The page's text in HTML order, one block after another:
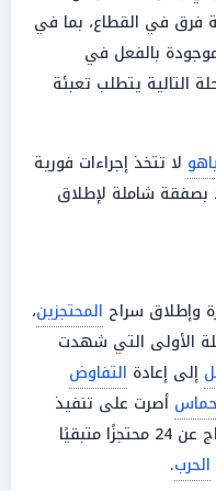
فرق في القطاع، بما في
بالفعل في
التالية يتطلب تعبئة
لا تتخذ إجراءات فورية
بصفقة شاملة لإطلاق
وإطلاق سراح المحتجزين،
الأولى التي شهدت
إلى إعادة التفاوض
حماس أصرت على تنفيذ
الاتفاق الأصلي الذي ينص على الإفراج عن 24 محتجزًا متبقيًا
الحرب.